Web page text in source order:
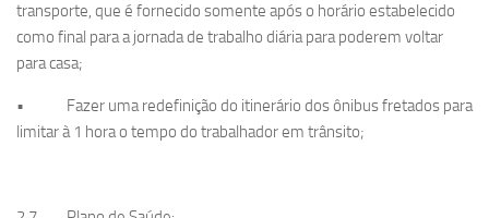
transporte, que é fornecido somente após o horário estabelecido
como final para a jornada de trabalho diária para poderem voltar
para casa;
• Fazer uma redefinição do itinerário dos ônibus fretados para
limitar à 1 hora o tempo do trabalhador em trânsito;